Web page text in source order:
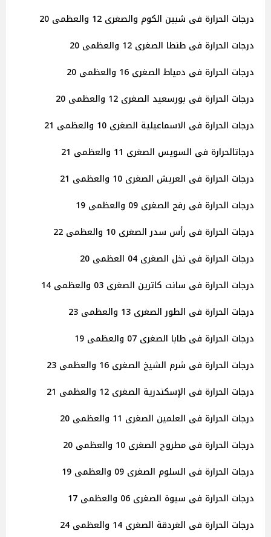
درجات الحرارة فى شبين الكوم والصغرى 12 والعظمى 20
درجات الحرارة فى طنطا الصغرى 12 والعظمى 20
درجات الحرارة فى دمياط الصغرى 16 والعظمى 20
درجات الحرارة فى بورسعيد الصغرى 12 والعظمى 20
درجات الحرارة فى الاسماعيلية الصغرى 10 والعظمى 21
درجاتالحرارة فى السويس الصغرى 11 والعظمى 21
درجات الحرارة فى العريش الصغرى 10 والعظمى 21
درجات الحرارة فى رفح الصغرى 09 والعظمى 19
درجات الحرارة فى رأس سدر الصغرى 10 والعظمى 22
درجات الحرارة فى نخل الصغرى 04 العظمى 20
درجات الحرارة فى سانت كاترين الصغرى 03 والعظمى 14
درجات الحرارة فى الطور الصغرى 13 والعظمى 23
درجات الحرارة فى طابا الصغرى 07 والعظمى 19
درجات الحرارة فى شرم الشيخ الصغرى 16 والعظمى 23
درجات الحرارة فى الإسكندرية الصغرى 12 والعظمى 21
درجات الحرارة فى العلمين الصغرى 11 والعظمى 20
درجات الحرارة فى مطروح الصغرى 10 والعظمى 20
درجات الحرارة فى السلوم الصغرى 09 والعظمى 19
درجات الحرارة فى سيوة الصغرى 06 والعظمى 17
درجات الحرارة فى الغردقة الصغرى 14 والعظمى 24